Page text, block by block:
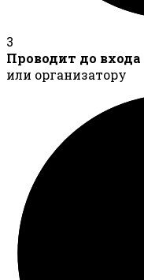
3
Проводит до входа
или организатору